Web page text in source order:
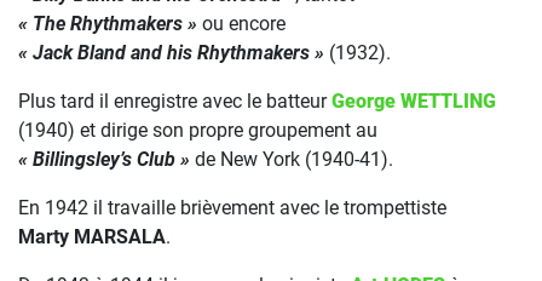
« The Rhythmakers » ou encore
« Jack Bland and his Rhythmakers » (1932).
Plus tard il enregistre avec le batteurGeorge WETTLING
(1940) et dirige son propre groupement au
« Billingsley’s Club » de New York (1940-41).
En 1942 il travaille brièvement avec le trompettiste
Marty MARSALA.